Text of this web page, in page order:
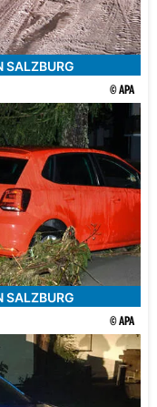
SALZBURG
© APA
SALZBURG
© APA